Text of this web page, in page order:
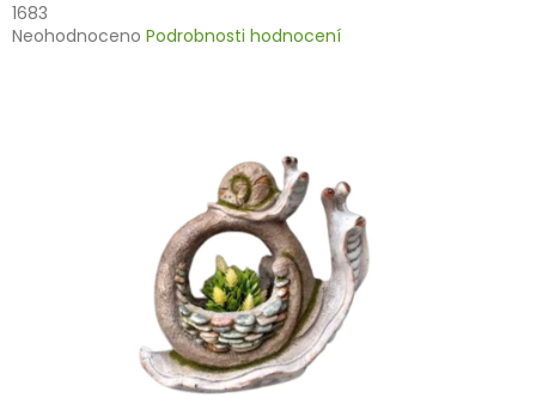
1683
Průměrné
Neohodnoceno Podrobnosti hodnocení